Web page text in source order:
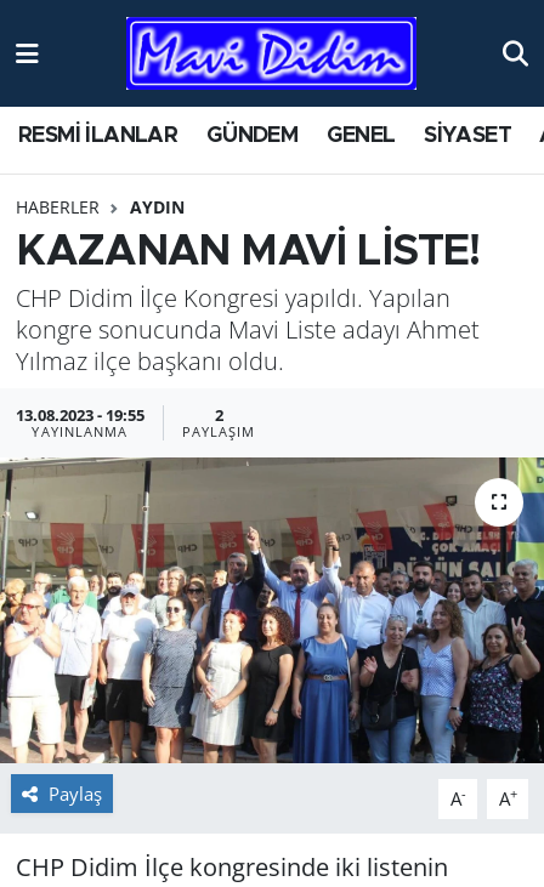
RESMİ İLANLAR GÜNDEM GENEL SİYASET
HABERLER AYDIN
KAZANAN MAVİ LİSTE!
CHP Didim İlçe Kongresi yapıldı. Yapılan
kongre sonucunda Mavi Liste adayı Ahmet
Yılmaz ilçe başkanı oldu.
13.08.2023 - 19:55
YAYINLANMA
2
PAYLAŞIM
Paylaş A- A+
CHP Didim İlçe kongresinde iki listenin
ANTİK YERLER
AYDIN
ÇEVRE
EKONOMİ
GENEL
GÜNDEM
HABERDE İNSAN
KÜLTÜR SANAT
MAGAZİN
Nöbetçi Eczaneler
Namaz Vakitleri
Süper Lig Puan Durumu ve Fikstür
Tüm Manşetler
Son Dakika Haberleri
Haber Arşivi